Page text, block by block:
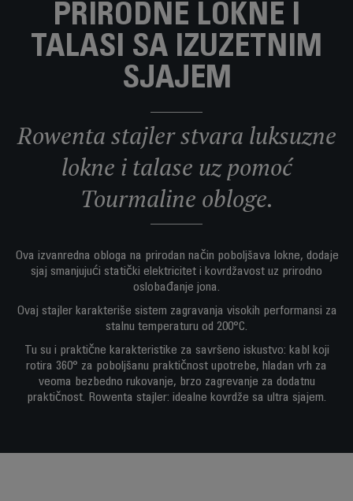
PRIRODNE LOKNE I
TALASI SA IZUZETNIM
SJAJEM
Rowenta stajler stvara luksuzne
lokne i talase uz pomoć
Tourmaline obloge.
Ova izvanredna obloga na prirodan način poboljšava lokne, dodaje
sjaj smanjujući statički elektricitet i kovrdžavost uz prirodno
oslobađanje jona.
Ovaj stajler karakteriše sistem zagravanja visokih performansi za
stalnu temperaturu od 200°C.
Tu su i praktične karakteristike za savršeno iskustvo: kabl koji
rotira 360° za poboljšanu praktičnost upotrebe, hladan vrh za
veoma bezbedno rukovanje, brzo zagrevanje za dodatnu
praktičnost. Rowenta stajler: idealne kovrdže sa ultra sjajem.